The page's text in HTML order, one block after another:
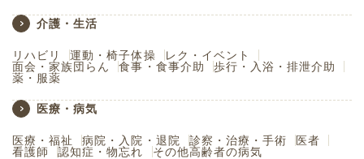
介護・生活
リハビリ 運動・椅子体操
レク・イベント
面会・家族団らん
食事・食事介助
歩行・入浴・排泄介助
薬・服薬
医療・病気
医療・福祉 病院・入院・退院 診察・治療・手術
医者
看護師
認知症・物忘れ その他高齢者の病気